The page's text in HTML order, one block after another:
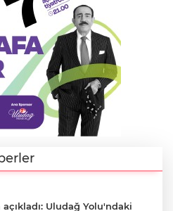
Uludağ Yolu'ndaki